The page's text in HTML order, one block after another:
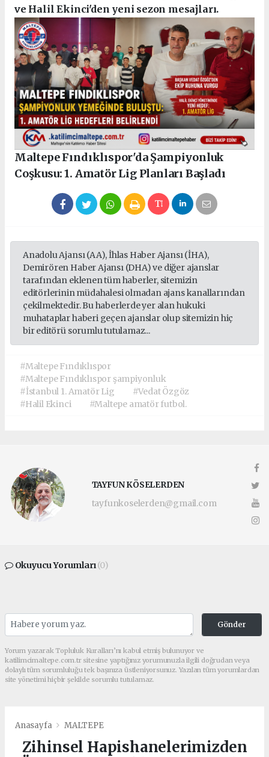
ve Halil Ekinci'den yeni sezon mesajları.
Maltepe Fındıklıspor'da Şampiyonluk
Coşkusu: 1. Amatör Lig Planları Başladı
Anadolu Ajansı (AA), İhlas Haber Ajansı (İHA),
Demirören Haber Ajansı (DHA) ve diğer ajanslar
tarafından eklenen tüm haberler, sitemizin
editörlerinin müdahalesi olmadan ajans kanallarından
çekilmektedir. Bu haberlerde yer alan hukuki
muhataplar haberi geçen ajanslar olup sitemizin hiç
bir editörü sorumlu tutulamaz...
#Maltepe Fındıklıspor
#Maltepe Fındıklıspor şampiyonluk
#İstanbul 1. Amatör Lig
#Vedat Özgöz
#Halil Ekinci
#Maltepe amatör futbol.
TAYFUN KÖSELERDEN
tayfunkoselerden@gmail.com
Okuyucu Yorumları(0)
Gönder
Yorum yazarak Topluluk Kuralları’nı kabul etmiş bulunuyor ve
katilimcimaltepe.com.tr sitesine yaptığınız yorumunuzla ilgili doğrudan veya
dolaylı tüm sorumluluğu tek başınıza üstleniyorsunuz. Yazılan tüm yorumlardan
site yönetimi hiçbir şekilde sorumlu tutulamaz.
Anasayfa MALTEPE
Zihinsel Hapishanelerimizden